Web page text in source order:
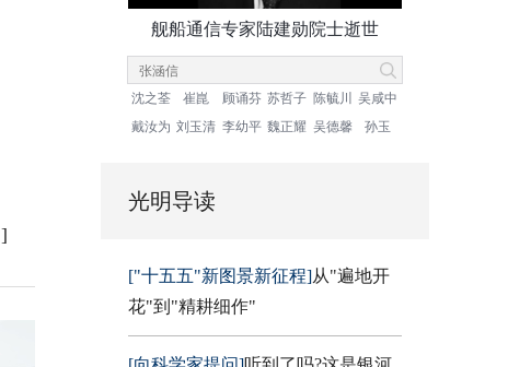
]
舰船通信专家陆建勋院士逝世
沈之荃 崔崑 顾诵芬 苏哲子 陈毓川
吴咸中
戴汝为 刘玉清 李幼平 魏正耀 吴德馨 孙玉
光明导读
["十五五"新图景新征程]从"遍地开
花"到"精耕细作"